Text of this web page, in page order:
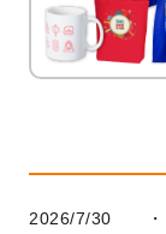
2026/7/30